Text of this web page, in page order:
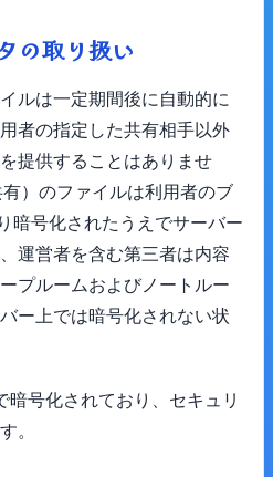
の取り扱い
ルは一定期間後に自動的に
者の指定した共有相手以外
提供することはありませ
）のファイルは利用者のブ
暗号化されたうえでサーバー
運営者を含む第三者は内容
プルームおよびノートルー
ー上では暗号化されない状
暗号化されており、セキュリ
。